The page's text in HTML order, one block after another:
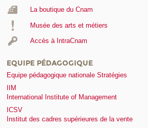
La boutique du Cnam
Musée des arts et métiers
Accès à IntraCnam
EQUIPE PÉDAGOGIQUE
Equipe pédagogique nationale Stratégies
IIM
International Institute of Management
ICSV
Institut des cadres supérieures de la vente